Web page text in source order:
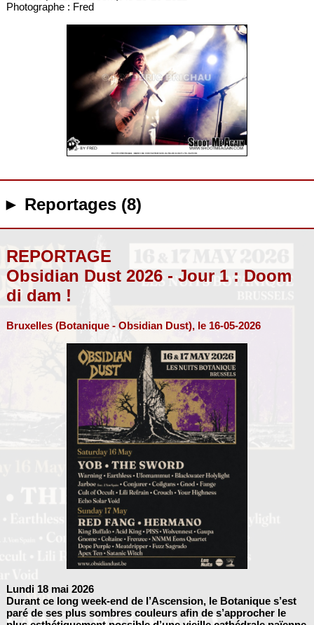
Photographe : Fred
► Reportages (8)
REPORTAGE
Obsidian Dust 2026 - Jour 1 : Doom
di dam !
Bruxelles (Botanique - Obsidian Dust), le 16-05-2026
Lundi 18 mai 2026
Durant ce long week-end de l’Ascension, le Botanique s’est
paré de ses plus sombres couleurs afin de s’approcher le